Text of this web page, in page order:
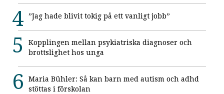
”Jag hade blivit tokig på ett vanligt jobb”
Kopplingen mellan psykiatriska diagnoser och
brottslighet hos unga
Maria Bühler: Så kan barn med autism och adhd
stöttas i förskolan